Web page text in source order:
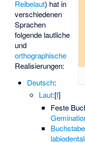
Reibelaut) hat in
verschiedenen
Sprachen
folgende lautliche
und
orthographische
Realisierungen:
Deutsch:
Laut:​[⁠f⁠]​
Feste
Buchstabe